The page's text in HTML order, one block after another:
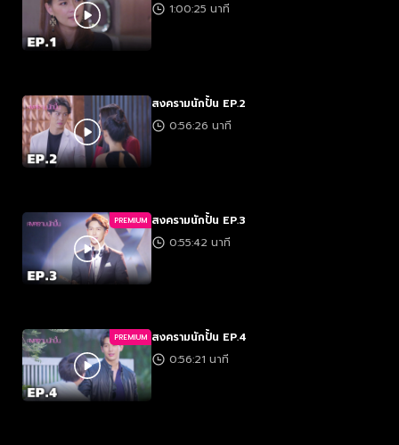
1:00:25 นาที
สงครามนักปั้น EP.2
0:56:26 นาที
PREMIUM สงครามนักปั้น EP.3
0:55:42 นาที
PREMIUM สงครามนักปั้น EP.4
0:56:21 นาที